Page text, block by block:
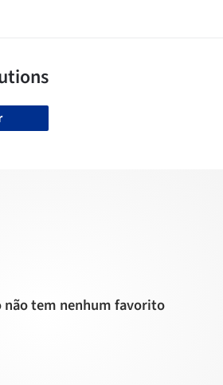
não tem nenhum favorito